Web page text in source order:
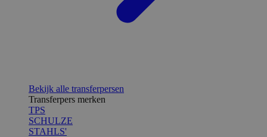
Bekijk alle transferpersen
Transferpers merken
TPS
SCHULZE
STAHLS'